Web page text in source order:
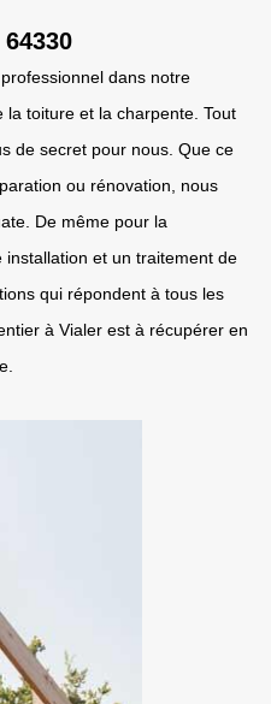
dans notre
toiture et la charpente. Tout
de secret pour nous. Que ce
ou rénovation, nous
De même pour la
et un traitement de
qui répondent à tous les
à Vialer est à récupérer en